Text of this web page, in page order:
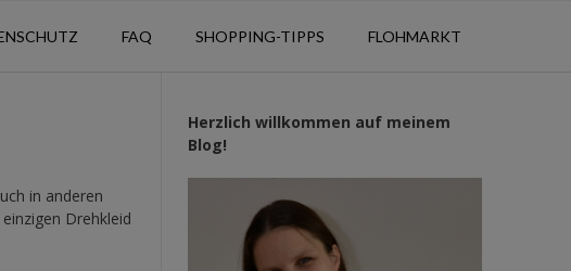
FAQ SHOPPING-TIPPS FLOHMARKT
in anderen
Drehkleid
Herzlich willkommen auf meinem
Blog!